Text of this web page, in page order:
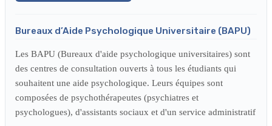
Bureaux d’Aide Psychologique Universitaire (BAPU)
Les BAPU (Bureaux d'aide psychologique universitaires) sont
des centres de consultation ouverts à tous les étudiants qui
souhaitent une aide psychologique. Leurs équipes sont
composées de psychothérapeutes (psychiatres et
psychologues), d'assistants sociaux et d'un service administratif